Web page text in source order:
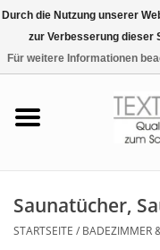
Tag & Nachtwäsche
Saunatücher,
STARTSEITE / BADEZIMMER
Durch die Nutzung unserer
zur Verbesserung dieser
Für weitere Informationen